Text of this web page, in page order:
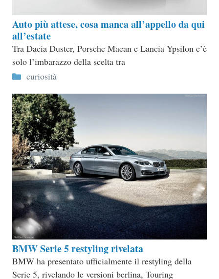
Auto più attese, cosa manca all’appello da qui
all’estate
Tra Dacia Duster, Porsche Macan e Lancia Ypsilon c’è
solo l’imbarazzo della scelta tra
Categorie
curiosità
BMW Serie 5 restyling rivelata
BMW ha presentato ufficialmente il restyling della
Serie 5, rivelando le versioni berlina, Touring